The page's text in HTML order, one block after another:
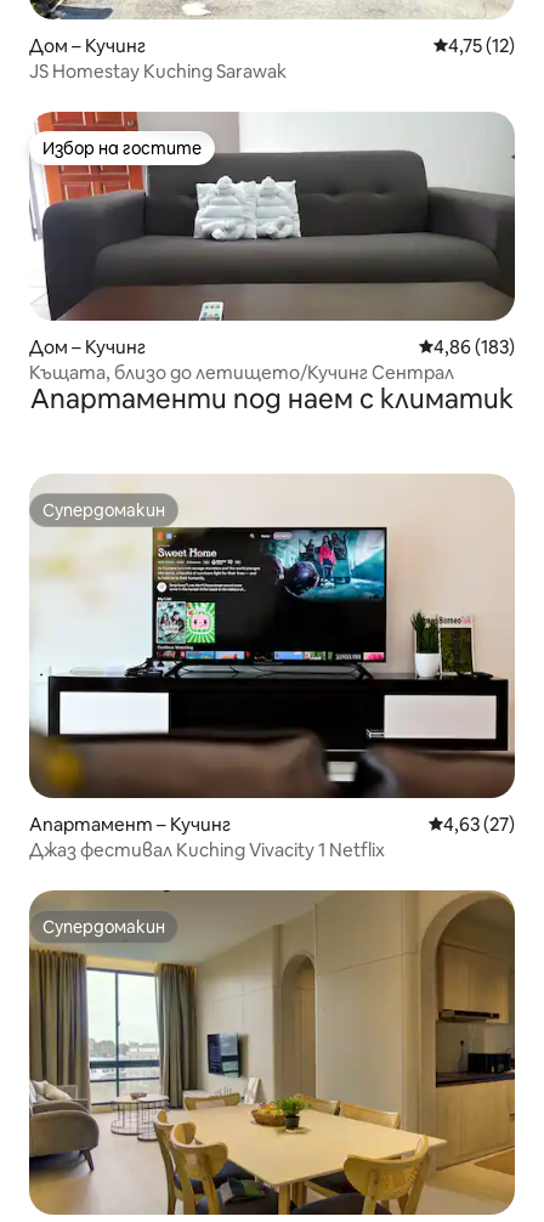
Дом – Кучинг Средна
4,75 (12)
JS Homestay Kuching Sarawak
Избор на гостите
Избор на гостите
Дом – Кучинг Средна
4,86 (183)
Къщата, близо до летището/Кучинг Сентрал
Апартаменти под наем с климатик
Супердомакин
Супердомакин
Апартамент – Кучинг Средна
4,63 (27)
Джаз фестивал Kuching Vivacity 1 Netflix
Супердомакин
Супердомакин